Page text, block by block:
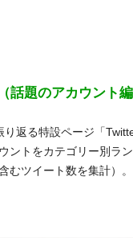
話題のアカウント編
り返る特設ページ「
ントをカテゴリー別ラ
むツイート数を集計）